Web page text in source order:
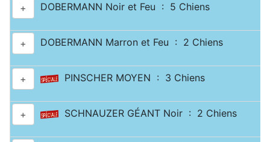
+ DOBERMANN Noir et Feu : 5 Chiens
+ DOBERMANN Marron et Feu : 2 Chiens
+ PINSCHER MOYEN : 3 Chiens
+ SCHNAUZER GÉANT Noir : 2 Chiens